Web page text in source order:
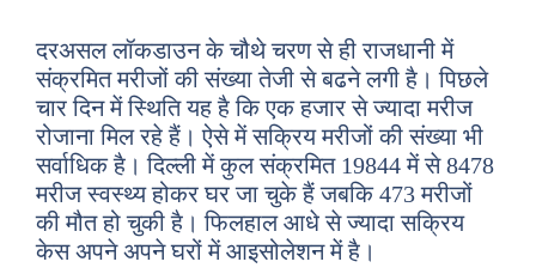
दरअसल लॉकडाउन के चौथे चरण से ही राजधानी में
संक्रमित मरीजों की संख्या तेजी से बढने लगी है। पिछले
चार दिन में स्थिति यह है कि एक हजार से ज्यादा मरीज
रोजाना मिल रहे हैं। ऐसे में सक्रिय मरीजों की संख्या भी
सर्वाधिक है। दिल्ली में कुल संक्रमित 19844 में से 8478
मरीज स्वस्थ्य होकर घर जा चुके हैं जबकि 473 मरीजों
की मौत हो चुकी है। फिलहाल आधे से ज्यादा सक्रिय
केस अपने अपने घरों में आइसोलेशन में है।